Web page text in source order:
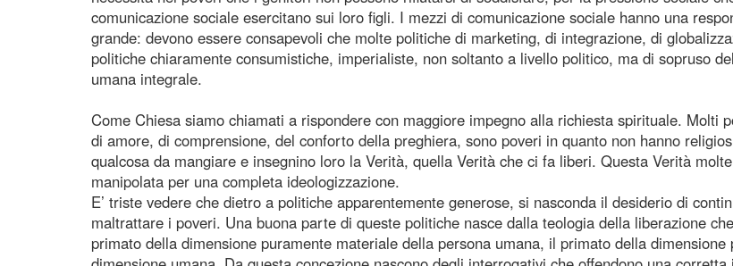
comunicazione sociale esercitano sui loro figli. I mezzi di comunicazione sociale hanno una
grande: devono essere consapevoli che molte politiche di marketing, di integrazione, di
politiche chiaramente consumistiche, imperialiste, non soltanto a livello politico, ma di sopruso
umana integrale.
Come Chiesa siamo chiamati a rispondere con maggiore impegno alla richiesta spirituale. Molti
di amore, di comprensione, del conforto della preghiera, sono poveri in quanto non hanno
qualcosa da mangiare e insegnino loro la Verità, quella Verità che ci fa liberi. Questa Verità
manipolata per una completa ideologizzazione.
E’ triste vedere che dietro a politiche apparentemente generose, si nasconda il desiderio di
maltrattare i poveri. Una buona parte di queste politiche nasce dalla teologia della liberazione
primato della dimensione puramente materiale della persona umana, il primato della dimensione